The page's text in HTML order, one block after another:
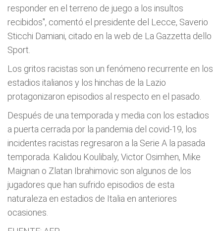
responder en el terreno de juego a los insultos
recibidos", comentó el presidente del Lecce, Saverio
Sticchi Damiani, citado en la web de La Gazzetta dello
Sport.
Los gritos racistas son un fenómeno recurrente en los
estadios italianos y los hinchas de la Lazio
protagonizaron episodios al respecto en el pasado.
Después de una temporada y media con los estadios
a puerta cerrada por la pandemia del covid-19, los
incidentes racistas regresaron a la Serie A la pasada
temporada. Kalidou Koulibaly, Victor Osimhen, Mike
Maignan o Zlatan Ibrahimovic son algunos de los
jugadores que han sufrido episodios de esta
naturaleza en estadios de Italia en anteriores
ocasiones.